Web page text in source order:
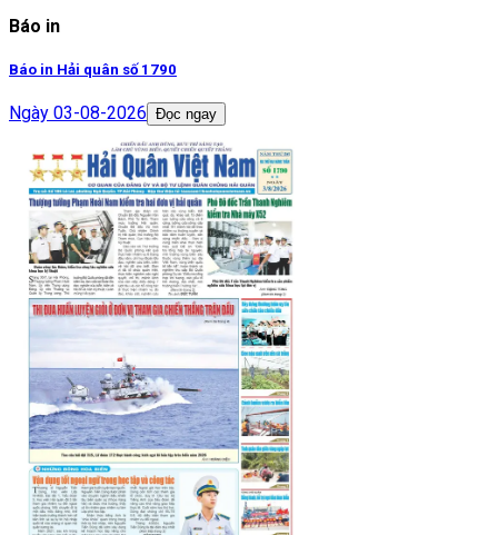
Báo in
Báo in Hải quân số 1790
Ngày 03-08-2026 Đọc ngay